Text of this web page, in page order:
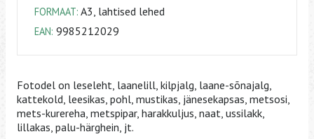
FORMAAT: A3, lahtised lehed
EAN: 9985212029
Fotodel on leseleht, laanelill, kilpjalg, laane-sõnajalg,
kattekold, leesikas, pohl, mustikas, jänesekapsas, metsosi,
mets-kurereha, metspipar, harakkuljus, naat, ussilakk,
lillakas, palu-härghein, jt.